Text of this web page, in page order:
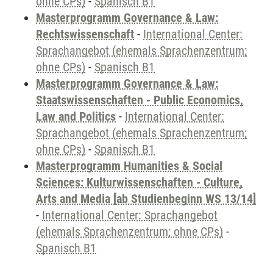
Masterprogramm Governance & Law:
Rechtswissenschaft - International Center:
Sprachangebot (ehemals Sprachenzentrum;
ohne CPs) - Spanisch B1
Masterprogramm Governance & Law:
Staatswissenschaften - Public Economics,
Law and Politics - International Center:
Sprachangebot (ehemals Sprachenzentrum;
ohne CPs) - Spanisch B1
Masterprogramm Humanities & Social
Sciences: Kulturwissenschaften - Culture,
Arts and Media [ab Studienbeginn WS 13/14]
- International Center: Sprachangebot
(ehemals Sprachenzentrum; ohne CPs) -
Spanisch B1